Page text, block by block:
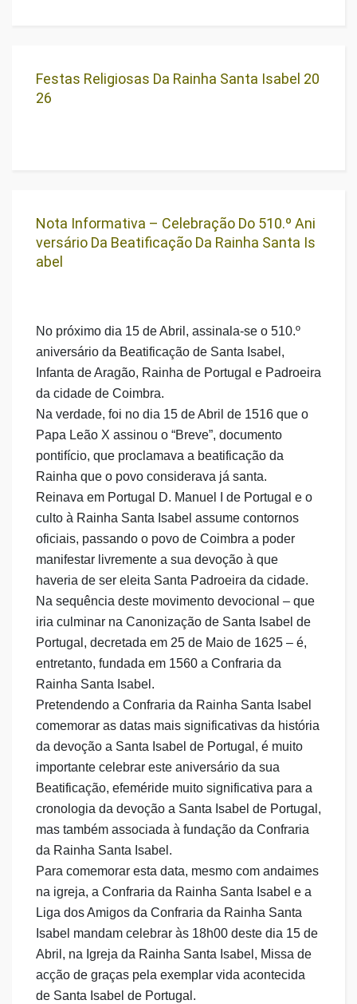
Festas Religiosas Da Rainha Santa Isabel 20
26
Nota Informativa – Celebração Do 510.º Ani
Versário Da Beatificação Da Rainha Santa Is
Abel
No próximo dia 15 de Abril, assinala-se o 510.º
aniversário da Beatificação de Santa Isabel,
Infanta de Aragão, Rainha de Portugal e Padroeira
da cidade de Coimbra.
Na verdade, foi no dia 15 de Abril de 1516 que o
Papa Leão X assinou o “Breve”, documento
pontifício, que proclamava a beatificação da
Rainha que o povo considerava já santa.
Reinava em Portugal D. Manuel I de Portugal e o
culto à Rainha Santa Isabel assume contornos
oficiais, passando o povo de Coimbra a poder
manifestar livremente a sua devoção à que
haveria de ser eleita Santa Padroeira da cidade.
Na sequência deste movimento devocional – que
iria culminar na Canonização de Santa Isabel de
Portugal, decretada em 25 de Maio de 1625 – é,
entretanto, fundada em 1560 a Confraria da
Rainha Santa Isabel.
Pretendendo a Confraria da Rainha Santa Isabel
comemorar as datas mais significativas da história
da devoção a Santa Isabel de Portugal, é muito
importante celebrar este aniversário da sua
Beatificação, efeméride muito significativa para a
cronologia da devoção a Santa Isabel de Portugal,
mas também associada à fundação da Confraria
da Rainha Santa Isabel.
Para comemorar esta data, mesmo com andaimes
na igreja, a Confraria da Rainha Santa Isabel e a
Liga dos Amigos da Confraria da Rainha Santa
Isabel mandam celebrar às 18h00 deste dia 15 de
Abril, na Igreja da Rainha Santa Isabel, Missa de
acção de graças pela exemplar vida acontecida
de Santa Isabel de Portugal.